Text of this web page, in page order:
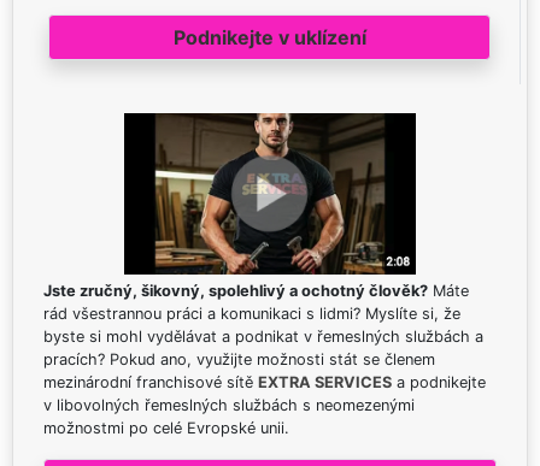
Podnikejte v uklízení
Jste zručný, šikovný, spolehlivý a ochotný člověk? Máte
rád všestrannou práci a komunikaci s lidmi? Myslíte si, že
byste si mohl vydělávat a podnikat v řemeslných službách a
pracích? Pokud ano, využijte možnosti stát se členem
mezinárodní franchisové sítě EXTRA SERVICES a podnikejte
v libovolných řemeslných službách s neomezenými
možnostmi po celé Evropské unii.